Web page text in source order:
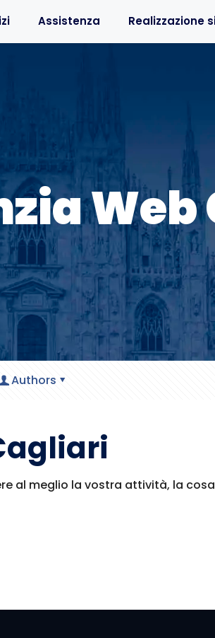
Assistenza Realizzazione
Authors
al meglio la vostra attività, la